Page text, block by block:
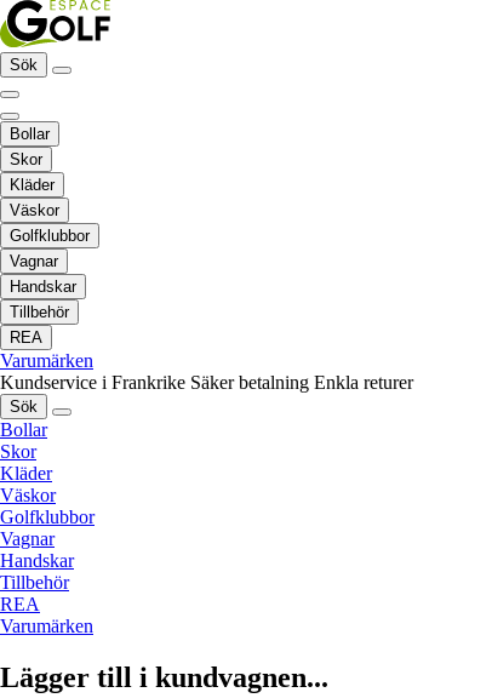
Sök
Bollar
Skor
Kläder
Väskor
Golfklubbor
Vagnar
Handskar
Tillbehör
REA
Varumärken
Kundservice i Frankrike Säker betalning Enkla returer
Sök
Bollar
Skor
Kläder
Väskor
Golfklubbor
Vagnar
Handskar
Tillbehör
REA
Varumärken
Lägger till i kundvagnen...